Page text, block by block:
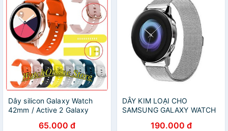
Dây silicon Galaxy Watch
42mm / Active 2 Galaxy
65.000 đ
DÂY KIM LOẠI CHO
SAMSUNG GALAXY WATCH
190.000 đ